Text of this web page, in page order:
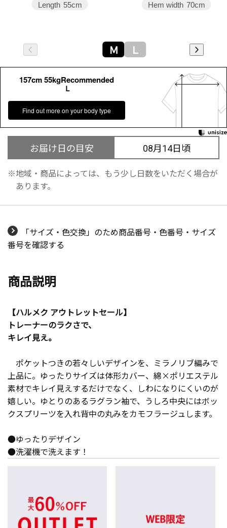
Hem width 70cm
Length 55cm
Ｍ Ｌ
157cm 55kgRecommended
Ｌ
Find out more on your body type
お届け日の目安 08月14日頃
地域・商品によっては、もう少し日数をいただく場合が
あります。
「サイズ・色交換」のため商品番号・色番号・サイズ
番号を確認する
商品説明
【ハルメク アウトレットセール】
トレーナーのラクさで、
キレイ見え。
ポケットつきの若々しいデザインを、ミラノリブ編みで
上品に。ゆったりサイズは体形カバー、綿×ポリエステル
素材でキレイ見えするだけでなく、しわになりにくいのが
嬉しい。ゆとりのあるラグラン袖で、うしろ中央にはボッ
クスプリーツを入れ背中の丸みをカモフラージュします。
●ゆったりデザイン
●洗濯機で洗えます！